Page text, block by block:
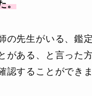
。
の先生がいる、鑑
がある、と言った
認することができま